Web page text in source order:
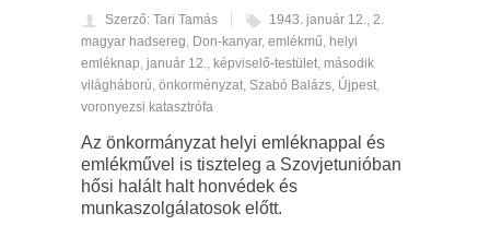
Szerző: Tari Tamás 1943. január 12., 2.
magyar hadsereg, Don-kanyar, emlékmű, helyi
emléknap, január 12., képviselő-testület, második
világháború, önkorményzat, Szabó Balázs, Újpest,
voronyezsi katasztrófa
Az önkormányzat helyi emléknappal és
emlékművel is tiszteleg a Szovjetunióban
hősi halált halt honvédek és
munkaszolgálatosok előtt.